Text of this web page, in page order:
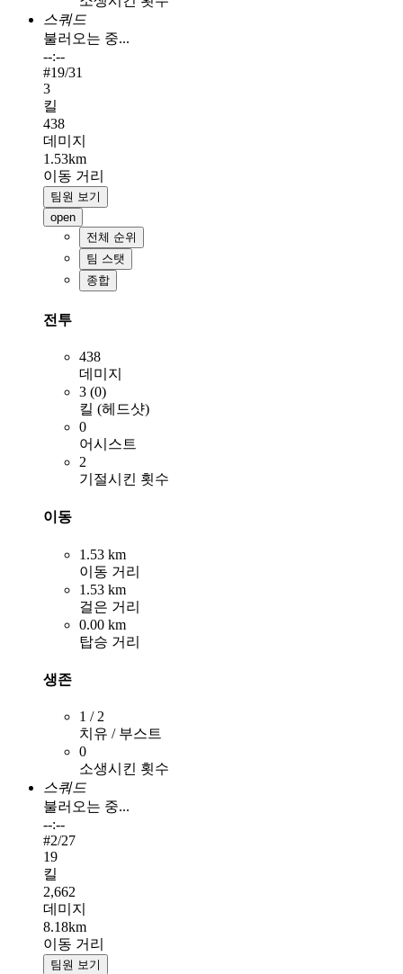
스쿼드
불러오는 중...
--:--
#19/31
3
킬
438
데미지
1.53km
이동 거리
팀원 보기
open
전체 순위
팀 스탯
종합
전투
438
데미지
3 (0)
킬 (헤드샷)
0
어시스트
2
기절시킨 횟수
이동
1.53 km
이동 거리
1.53 km
걸은 거리
0.00 km
탑승 거리
생존
1 / 2
치유 / 부스트
0
소생시킨 횟수
스쿼드
불러오는 중...
--:--
#2/27
19
킬
2,662
데미지
8.18km
이동 거리
팀원 보기